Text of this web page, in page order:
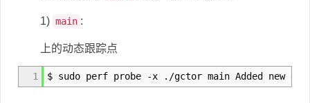
1) main :
上的动态跟踪点
1 $ sudo perf probe -x ./gctor main Added new